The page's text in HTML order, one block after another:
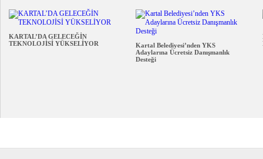
KARTAL’DA GELECEĞİN
TEKNOLOJİSİ YÜKSELİYOR
Kartal Belediyesi’nden YKS
Adaylarına Ücretsiz Danışmanlık
Desteği